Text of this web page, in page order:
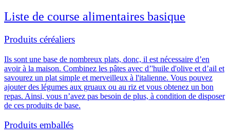
Liste de course alimentaires basique
Produits céréaliers
Ils sont une base de nombreux plats, donc, il est nécessaire d’en
avoir à la maison. Combinez les pâtes avec d’'huile d'olive et d’ail et
savourez un plat simple et merveilleux à l'italienne. Vous pouvez
ajouter des légumes aux gruaux ou au riz et vous obtenez un bon
repas. Ainsi, vous n’avez pas besoin de plus, à condition de disposer
de ces produits de base.
Produits emballés